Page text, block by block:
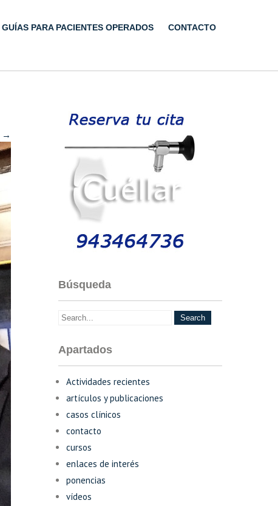
GUÍAS PARA PACIENTES OPERADOS CONTACTO
→
Búsqueda
Apartados
Actividades recientes
artículos y publicaciones
casos clínicos
contacto
cursos
enlaces de interés
ponencias
vídeos